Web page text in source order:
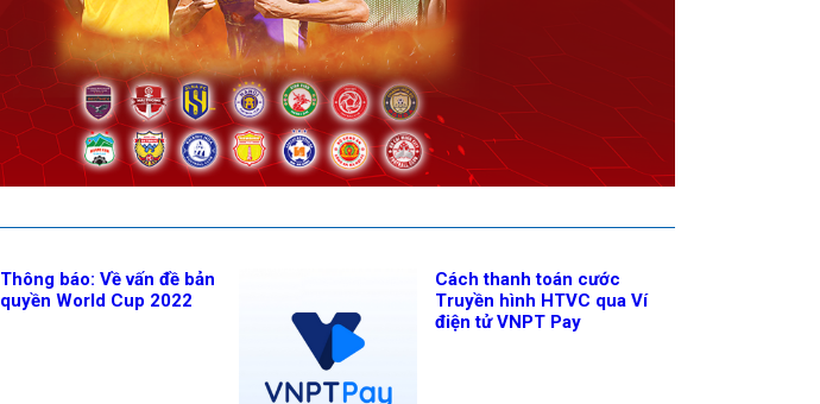
Thông báo: Về vấn đề bản
quyền World Cup 2022
Cách thanh toán cước
Truyền hình HTVC qua Ví
điện tử VNPT Pay